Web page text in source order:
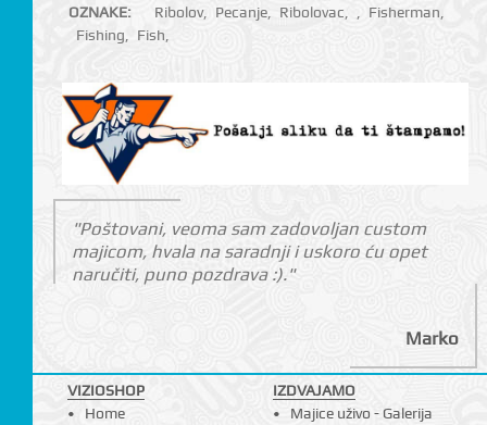
OZNAKE:
Ribolov, Pecanje, Ribolovac, , Fisherman,
Fishing, Fish,
"Poštovani, veoma sam zadovoljan custom
majicom, hvala na saradnji i uskoro ću opet
naručiti, puno pozdrava :)."
Marko
VIZIOSHOP
Home
IZDVAJAMO
Majice uživo - Galerija